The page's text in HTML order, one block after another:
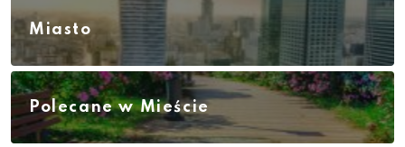
Miasto
Polecane w Mieście